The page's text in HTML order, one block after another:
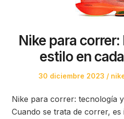
Nike para
estilo en
Posted
30 diciembre 2023
Nike para correr: tecnología
Cuando se trata de correr,